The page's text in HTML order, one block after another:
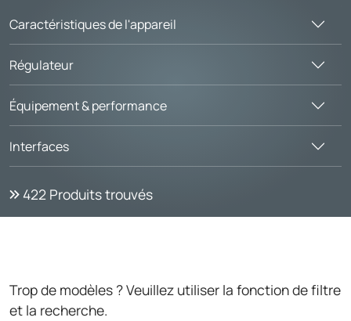
Caractéristiques de l'appareil
Régulateur
Équipement & performance
Interfaces
422 Produits trouvés
Trop de modèles ? Veuillez utiliser la fonction de filtre
et la recherche.